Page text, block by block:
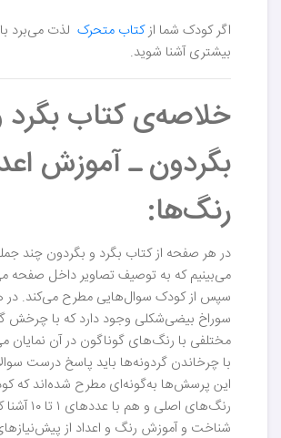
اگر کودک شما ازکتاب متحرک لذت می‌برد
بیشتری آشنا شوید.
خلاصه‌ی کتاب بگرد
بگردون ـ آموزش
رنگ‌ها:
در هر صفحه از کتاب بگرد و بگردون چند
می‌بینیم که به توصیف تصاویر داخل صفحه
سپس از کودک سوال‌هایی مطرح می‌کند.
سوراخ بیضی‌شکلی وجود دارد که با چرخش
مختلفی با رنگ‌های گوناگون در آن
با چرخاندن گردونه‌ها باید پاسخ درست
این پرسش‌ها به‌گونه‌ای مطرح شده‌اند که
رنگ‌های اصلی و هم با عددهای ۱ تا ۱۰ آشنا کند.
شناخت و آموزش رنگ و اعداد از